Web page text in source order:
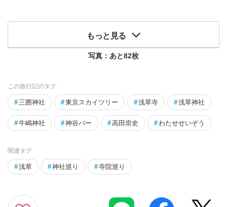
もっと見る
写真：あと82枚
この旅行記のタグ
#三囲神社 #東京スカイツリー #浅草寺 #浅草神社
#牛嶋神社 #神谷バー #高田崇史 #わたせせいぞう
関連タグ
#浅草 #神社巡り #寺院巡り